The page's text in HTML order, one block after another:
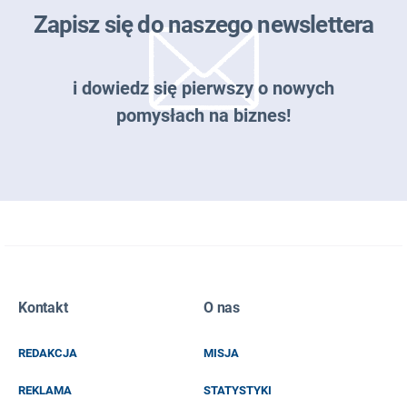
Zapisz się do naszego newslettera
i dowiedz się pierwszy o nowych
pomysłach na biznes!
EMAIL
Kontakt
REDAKCJA
REKLAMA
O nas
MISJA
STATYSTYKI